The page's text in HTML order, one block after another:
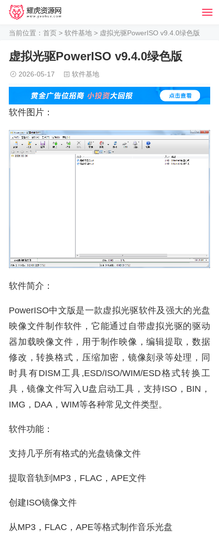
当前位置： 首页 > 软件基地 > 虚拟光驱PowerISO v9.4.0绿色版
虚拟光驱PowerISO v9.4.0绿色版
2026-05-17 软件基地
软件图片：
软件简介：
PowerISO中文版是一款虚拟光驱软件及强大的光盘
映像文件制作软件，它能通过自带虚拟光驱的驱动
器加载映像文件，用于制作映像，编辑提取，数据
修改，转换格式，压缩加密，镜像刻录等处理，同
时具有DISM工具,ESD/ISO/WIM/ESD格式转换工
具，镜像文件写入U盘启动工具，支持ISO，BIN，
IMG，DAA，WIM等各种常见文件类型。
软件功能：
支持几乎所有格式的光盘镜像文件
提取音轨到MP3，FLAC，APE文件
创建ISO镜像文件
从MP3，FLAC，APE等格式制作音乐光盘